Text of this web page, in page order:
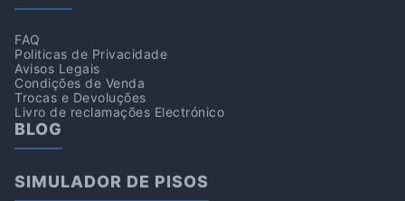
FAQ
Politicas de Privacidade
Avisos Legais
Condições de Venda
Trocas e Devoluções
Livro de reclamações Electrónico
BLOG
SIMULADOR DE PISOS